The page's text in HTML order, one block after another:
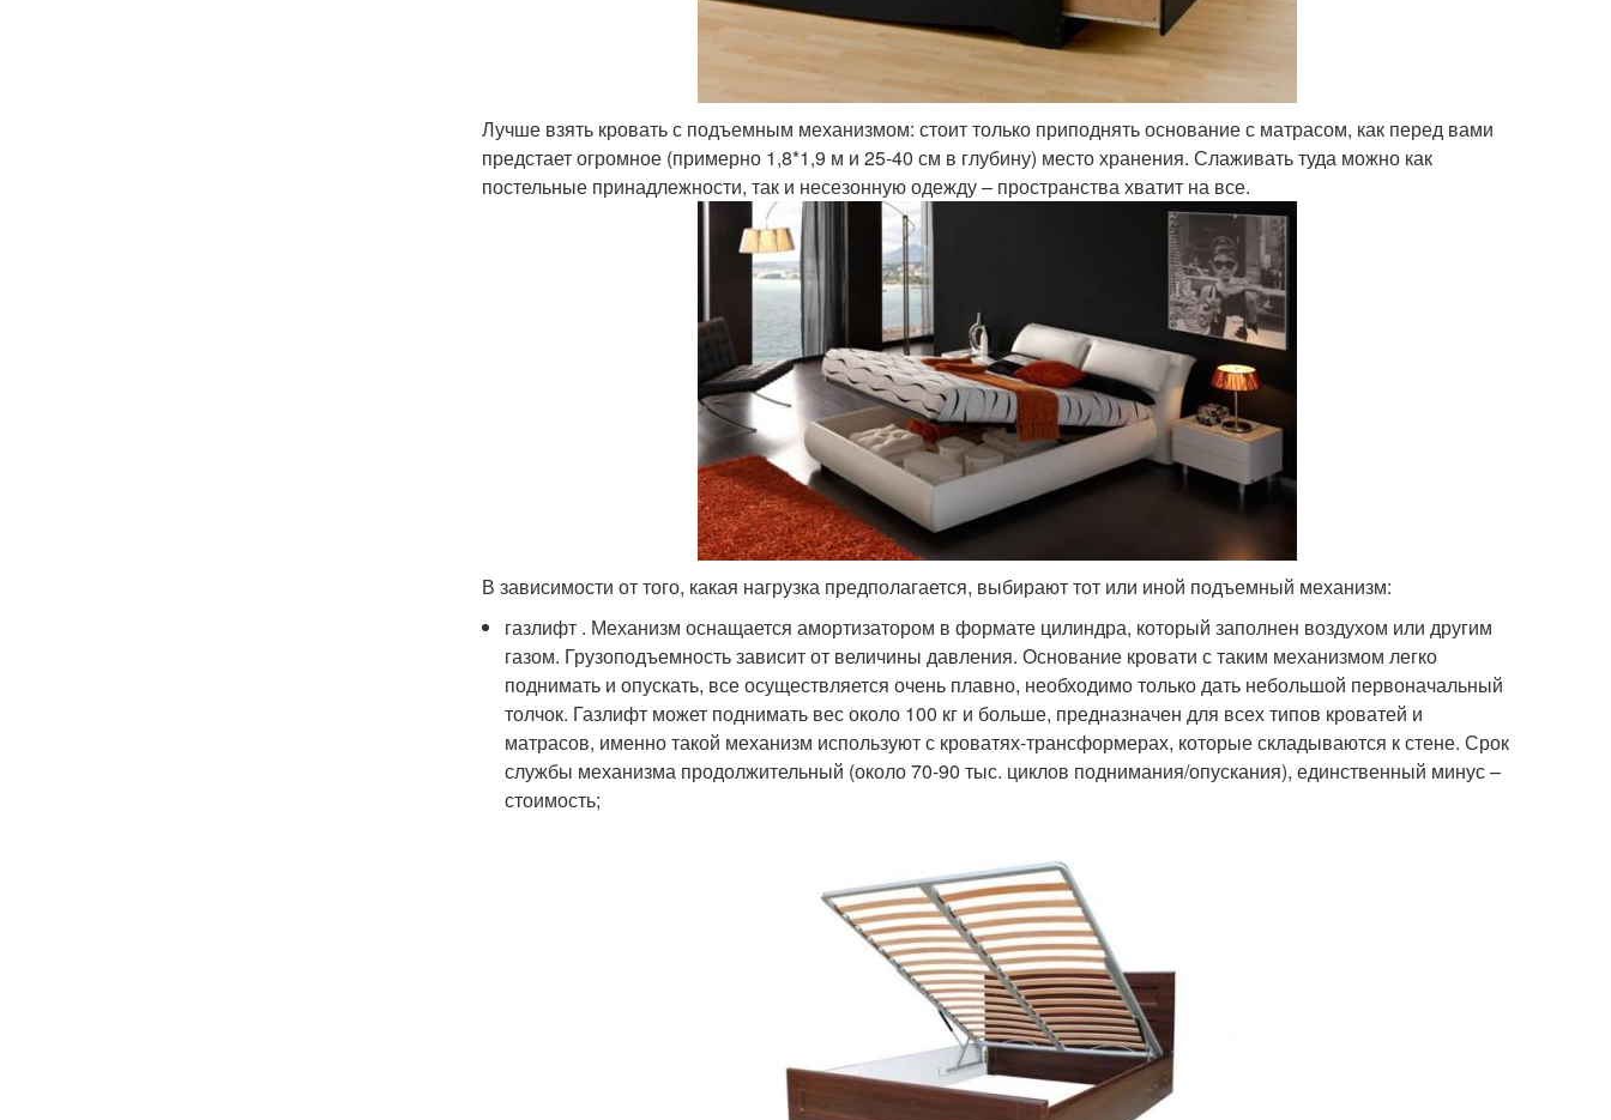
Лучше взять кровать с подъемным механизмом: стоит только приподнять основание с матрасом, как перед вами
предстает огромное (примерно 1,8*1,9 м и 25-40 см в глубину) место хранения. Слаживать туда можно как
постельные принадлежности, так и несезонную одежду – пространства хватит на все.
В зависимости от того, какая нагрузка предполагается, выбирают тот или иной подъемный механизм:
газлифт . Механизм оснащается амортизатором в формате цилиндра, который заполнен воздухом или другим
газом. Грузоподъемность зависит от величины давления. Основание кровати с таким механизмом легко
поднимать и опускать, все осуществляется очень плавно, необходимо только дать небольшой первоначальный
толчок. Газлифт может поднимать вес около 100 кг и больше, предназначен для всех типов кроватей и
матрасов, именно такой механизм используют с кроватях-трансформерах, которые складываются к стене. Срок
службы механизма продолжительный (около 70-90 тыс. циклов поднимания/опускания), единственный минус –
стоимость;